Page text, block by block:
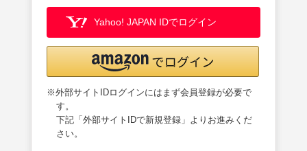
Yahoo! JAPAN IDでログイン
※外部サイトIDログインにはまず会員登録が必要で
す。
下記「外部サイトIDで新規登録」よりお進みくだ
さい。